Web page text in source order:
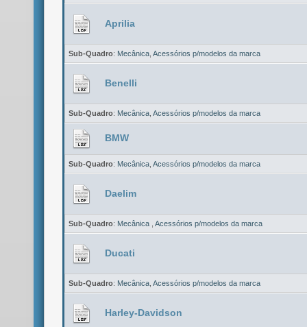
Aprilia
Sub-Quadro: Mecânica Acessórios p/modelos da marca
Benelli
Sub-Quadro: Mecânica Acessórios p/modelos da marca
BMW
Sub-Quadro: Mecânica Acessórios p/modelos da marca
Daelim
Sub-Quadro: Mecânica Acessórios p/modelos da marca
Ducati
Sub-Quadro: Mecânica Acessórios p/modelos da marca
Harley-Davidson